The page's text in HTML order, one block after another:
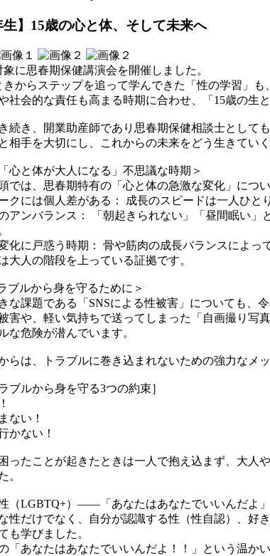
生】15歳の心と体、そして未来へ
に思春期保健講演会を開催しました。
からステップを追って学んできた「性の学習」
社会的な責任も高まる時期に合わせ、「15歳の生
続き、開業助産師であり思春期保健相談士として
相手を大切にし、これからの未来をどう生きてい
心と体が大人になる」不思議な時期＞
では、思春期特有の「心と体の急激な変化」につい
クには個人差がある： 成長のスピードは一人ひと
アンバランス： 「朝起きられない」「昼間眠い」
化に戸惑う時期： 骨や筋肉の成長バランスによっ
大人の階段を上っている証拠です。
ブルから身を守るために＞
な課題である「SNSによる性被害」についても、
害や、軽い気持ちで送ってしまった「自画撮り写
な危険が潜んでいます。
らは、トラブルに巻き込まれないための強力なメッ
ブルから身を守る3つの約束］
ない！
かない！
ったことが起きたときは一人で抱え込まず、大人
。
（LGBTQ+）――「あなたはあなたでいいんだよ」
性だけでなく、自分が認識する性（性自認）、好
も学びました。
「あなたはあなたでいいんだよ！！」という温か